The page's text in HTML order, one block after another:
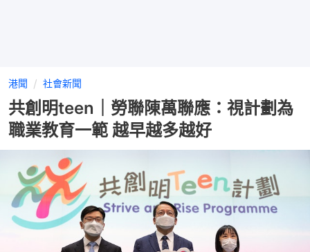
港聞 社會新聞
共創明teen｜勞聯陳萬聯應：視計劃為
職業教育一範 越早越多越好